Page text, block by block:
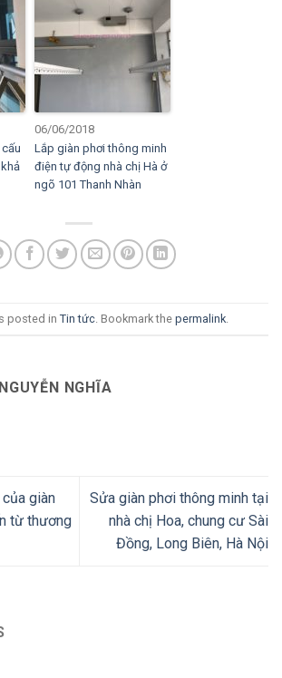
06/06/2018
Lắp giàn phơi thông minh
điện tự động nhà chị Hà ở
ngõ 101 Thanh Nhàn
posted in Tin tức. Bookmark the permalink.
NGUYỄN NGHĨA
giàn
từ thương
Sửa giàn phơi thông minh tại
nhà chị Hoa, chung cư Sài
Đồng, Long Biên, Hà Nội